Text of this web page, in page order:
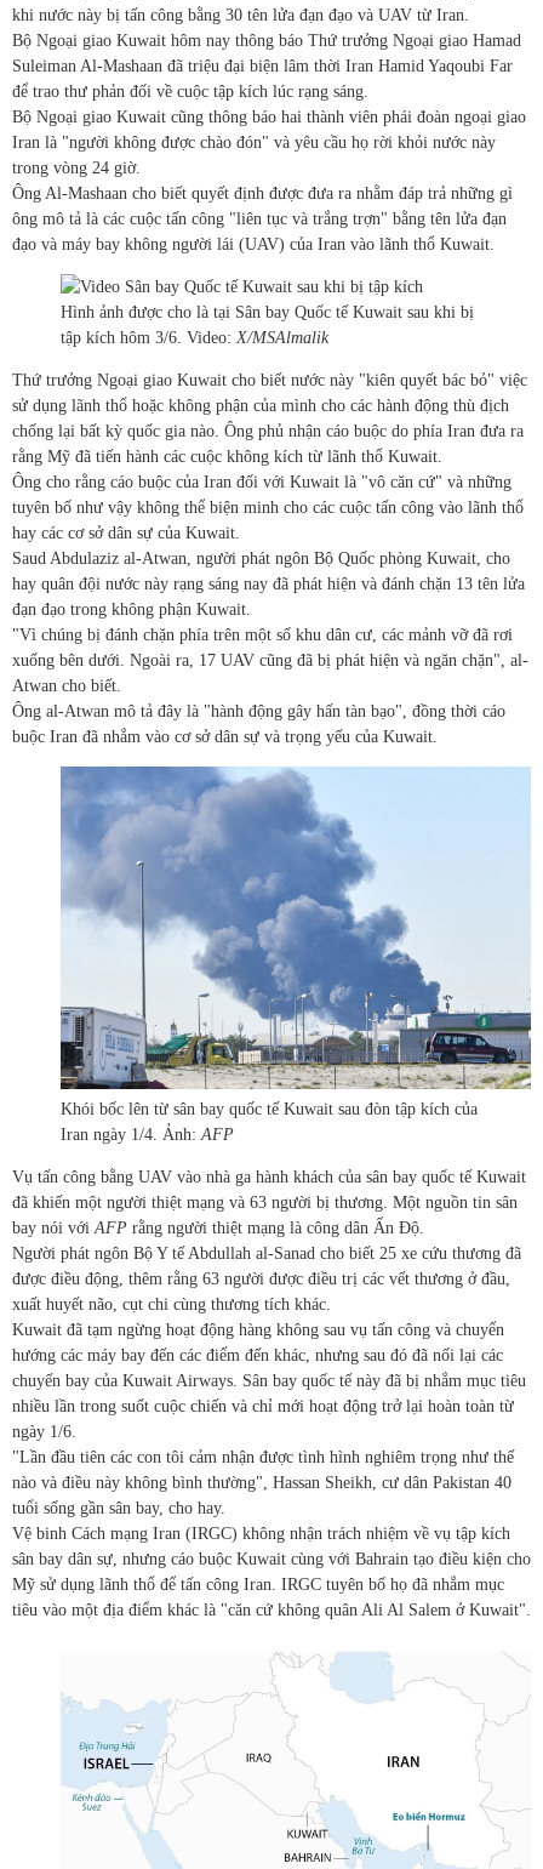
khi nước này bị tấn công bằng 30 tên lửa đạn đạo và UAV từ Iran.
Bộ Ngoại giao Kuwait hôm nay thông báo Thứ trưởng Ngoại giao Hamad
Suleiman Al-Mashaan đã triệu đại biện lâm thời Iran Hamid Yaqoubi Far
để trao thư phản đối về cuộc tập kích lúc rạng sáng.
Bộ Ngoại giao Kuwait cũng thông báo hai thành viên phái đoàn ngoại giao
Iran là "người không được chào đón" và yêu cầu họ rời khỏi nước này
trong vòng 24 giờ.
Ông Al-Mashaan cho biết quyết định được đưa ra nhằm đáp trả những gì
ông mô tả là các cuộc tấn công "liên tục và trắng trợn" bằng tên lửa đạn
đạo và máy bay không người lái (UAV) của Iran vào lãnh thổ Kuwait.
Hình ảnh được cho là tại Sân bay Quốc tế Kuwait sau khi bị
tập kích hôm 3/6. Video: X/MSAlmalik
Thứ trưởng Ngoại giao Kuwait cho biết nước này "kiên quyết bác bỏ" việc
sử dụng lãnh thổ hoặc không phận của mình cho các hành động thù địch
chống lại bất kỳ quốc gia nào. Ông phủ nhận cáo buộc do phía Iran đưa ra
rằng Mỹ đã tiến hành các cuộc không kích từ lãnh thổ Kuwait.
Ông cho rằng cáo buộc của Iran đối với Kuwait là "vô căn cứ" và những
tuyên bố như vậy không thể biện minh cho các cuộc tấn công vào lãnh thổ
hay các cơ sở dân sự của Kuwait.
Saud Abdulaziz al-Atwan, người phát ngôn Bộ Quốc phòng Kuwait, cho
hay quân đội nước này rạng sáng nay đã phát hiện và đánh chặn 13 tên lửa
đạn đạo trong không phận Kuwait.
"Vì chúng bị đánh chặn phía trên một số khu dân cư, các mảnh vỡ đã rơi
xuống bên dưới. Ngoài ra, 17 UAV cũng đã bị phát hiện và ngăn chặn", al-
Atwan cho biết.
Ông al-Atwan mô tả đây là "hành động gây hấn tàn bạo", đồng thời cáo
buộc Iran đã nhắm vào cơ sở dân sự và trọng yếu của Kuwait.
Khói bốc lên từ sân bay quốc tế Kuwait sau đòn tập kích của
Iran ngày 1/4. Ảnh: AFP
Vụ tấn công bằng UAV vào nhà ga hành khách của sân bay quốc tế Kuwait
đã khiến một người thiệt mạng và 63 người bị thương. Một nguồn tin sân
bay nói với AFP rằng người thiệt mạng là công dân Ấn Độ.
Người phát ngôn Bộ Y tế Abdullah al-Sanad cho biết 25 xe cứu thương đã
được điều động, thêm rằng 63 người được điều trị các vết thương ở đầu,
xuất huyết não, cụt chi cùng thương tích khác.
Kuwait đã tạm ngừng hoạt động hàng không sau vụ tấn công và chuyển
hướng các máy bay đến các điểm đến khác, nhưng sau đó đã nối lại các
chuyến bay của Kuwait Airways. Sân bay quốc tế này đã bị nhắm mục tiêu
nhiều lần trong suốt cuộc chiến và chỉ mới hoạt động trở lại hoàn toàn từ
ngày 1/6.
"Lần đầu tiên các con tôi cảm nhận được tình hình nghiêm trọng như thế
nào và điều này không bình thường", Hassan Sheikh, cư dân Pakistan 40
tuổi sống gần sân bay, cho hay.
Vệ binh Cách mạng Iran (IRGC) không nhận trách nhiệm về vụ tập kích
sân bay dân sự, nhưng cáo buộc Kuwait cùng với Bahrain tạo điều kiện cho
Mỹ sử dụng lãnh thổ để tấn công Iran. IRGC tuyên bố họ đã nhắm mục
tiêu vào một địa điểm khác là "căn cứ không quân Ali Al Salem ở Kuwait".